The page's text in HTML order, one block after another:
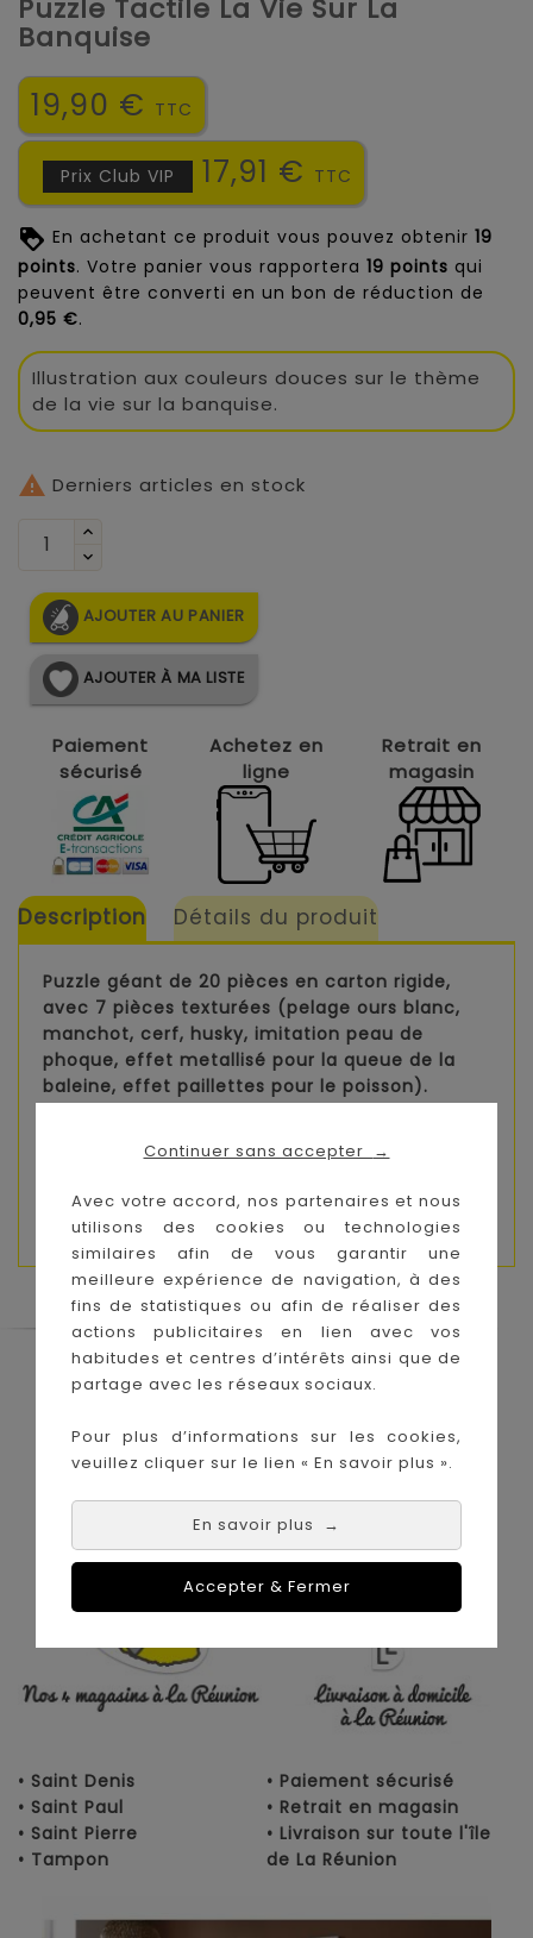
Continuer sans accepter →
Avec votre accord, nos partenaires et nous
utilisons des cookies ou technologies
similaires afin de vous garantir une
meilleure expérience de navigation, à des
fins de statistiques ou afin de réaliser des
actions publicitaires en lien avec vos
habitudes et centres d’intérêts ainsi que de
partage avec les réseaux sociaux.
Pour plus d’informations sur les cookies,
veuillez cliquer sur le lien « En savoir plus ».
En savoir plus →
Accepter & Fermer
Puzzle Tactile La Vie Sur La
Banquise
19,90 € TTC
Prix Club VIP 17,91 € TTC
En achetant ce produit vous pouvez obtenir 19
points. Votre panier vous rapportera 19 points qui
peuvent être converti en un bon de réduction de
0,95 €.
Illustration aux couleurs douces sur le thème
de la vie sur la banquise.
 Derniers articles en stock
AJOUTER AU PANIER
AJOUTER À MA LISTE
Paiement
sécurisé
Achetez en
ligne
Retrait en
magasin
Description Détails du produit
Puzzle géant de 20 pièces en carton rigide,
avec 7 pièces texturées (pelage ours blanc,
manchot, cerf, husky, imitation peau de
phoque, effet metallisé pour la queue de la
baleine, effet paillettes pour le poisson).
textures sur le couvercle. Puzzle: 65 x 50 cm.
Le Coin des Petits propose les plus
grandes marques de puériculture aux
Nos magasins à
La Réunion :
Achat en ligne :
• Saint Denis
• Saint Paul
• Saint Pierre
• Tampon
• Paiement sécurisé
• Retrait en magasin
• Livraison sur toute l'île
de La Réunion